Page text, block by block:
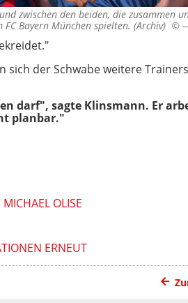
zwischen den beiden, die zusammen
Bayern München spielten. (Archiv) ©
sich der Schwabe weitere
darf", sagte Klinsmann. Er
planbar."
OLISE
ERNEUT